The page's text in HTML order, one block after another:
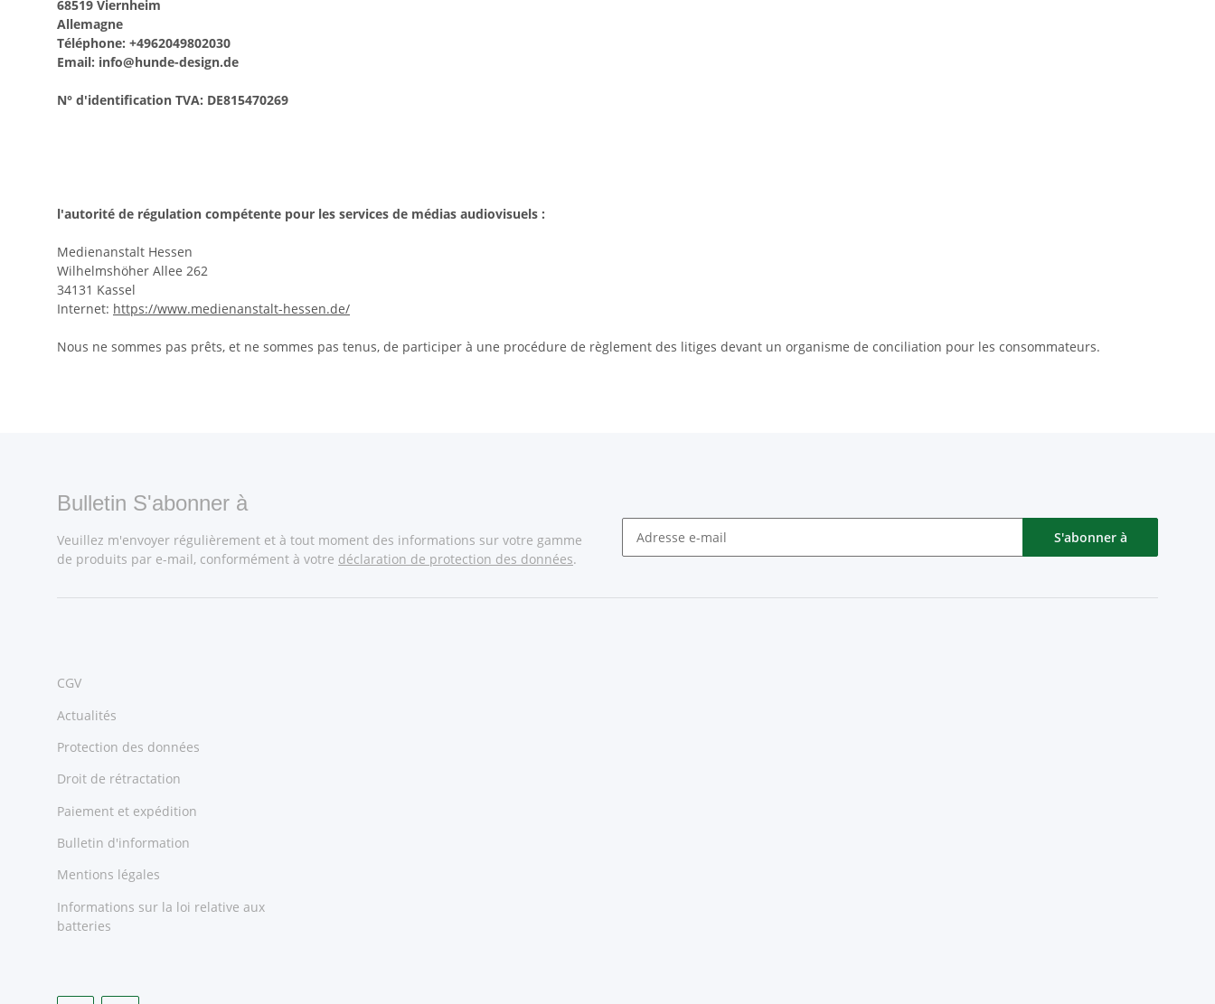
68519 Viernheim
Allemagne
Téléphone: +4962049802030
Email: info@hunde-design.de
N° d'identification TVA: DE815470269
l'autorité de régulation compétente pour les services de médias audiovisuels :
Medienanstalt Hessen
Wilhelmshöher Allee 262
34131 Kassel
Internet: https://www.medienanstalt-hessen.de/
Nous ne sommes pas prêts, et ne sommes pas tenus, de participer à une procédure de règlement des litiges devant un organisme de conciliation pour les consommateurs.
Bulletin S'abonner à
Veuillez m'envoyer régulièrement et à tout moment des informations sur votre gamme
de produits par e-mail, conformément à votre déclaration de protection des données.
S'abonner à
CGV
Actualités
Protection des données
Droit de rétractation
Paiement et expédition
Bulletin d'information
Mentions légales
Informations sur la loi relative aux
batteries